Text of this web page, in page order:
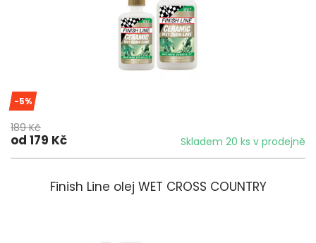
-5%
189 Kč
od 179 Kč Skladem 20 ks v prodejně
Finish Line olej WET CROSS COUNTRY